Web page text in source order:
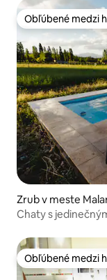
Obľúbené medzi
Obľúbené medzi
Zrub v meste
Chaty s
Obľúbené medzi
Obľúbené medzi